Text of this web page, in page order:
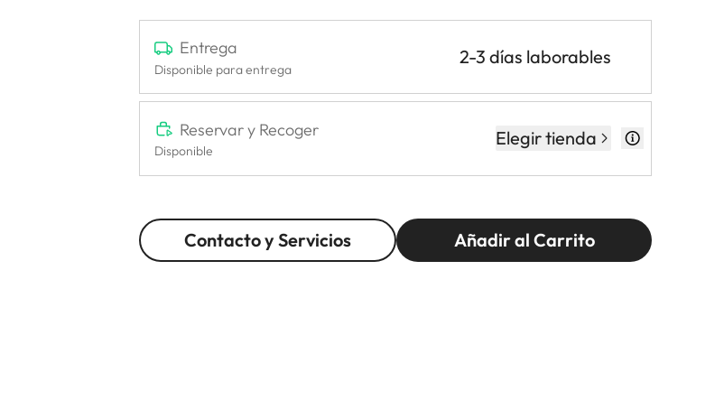
Entrega
Disponible para entrega
2-3 días laborables
Reservar y Recoger
Disponible
Elegir tienda
Contacto y Servicios Añadir al Carrito